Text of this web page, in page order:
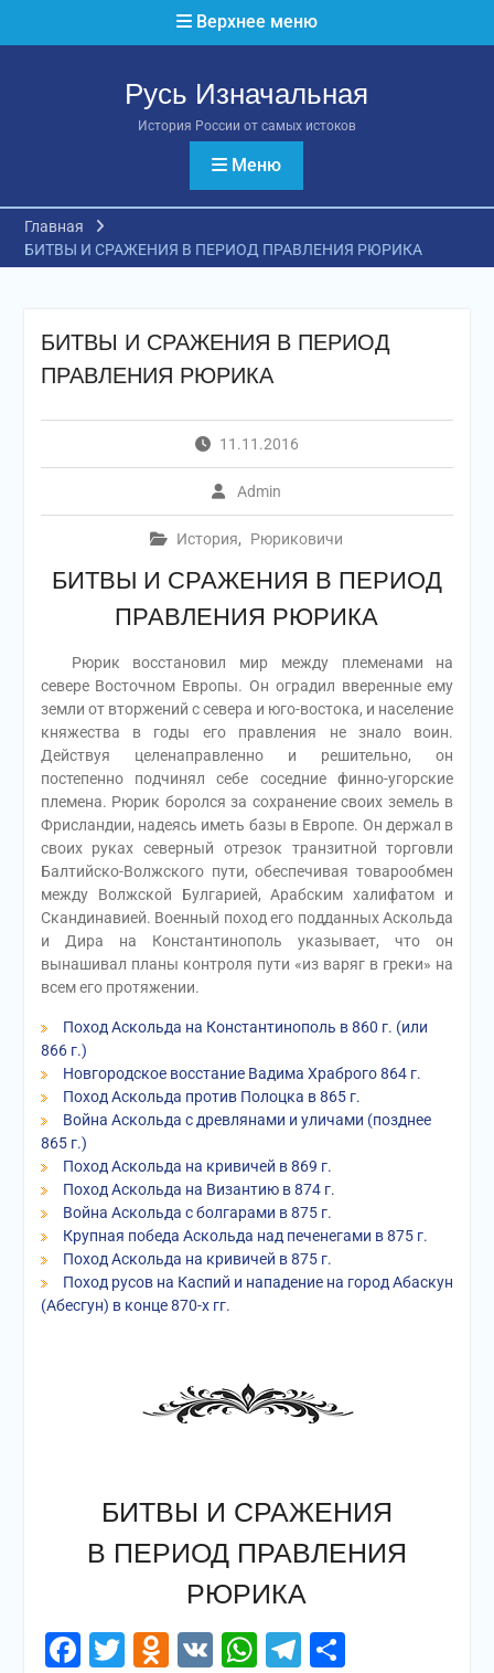
Верхнее меню
Русь Изначальная
История России от самых истоков
Меню
Главная
БИТВЫ И СРАЖЕНИЯ В ПЕРИОД ПРАВЛЕНИЯ РЮРИКА
БИТВЫ И СРАЖЕНИЯ В ПЕРИОД
ПРАВЛЕНИЯ РЮРИКА
11.11.2016
Admin
История, Рюриковичи
БИТВЫ И СРАЖЕНИЯ В ПЕРИОД
ПРАВЛЕНИЯ РЮРИКА
Рюрик восстановил мир между племенами на
севере Восточном Европы. Он оградил вверенные ему
земли от вторжений с севера и юго-востока, и население
княжества в годы его правления не знало воин.
Действуя целенаправленно и решительно, он
постепенно подчинял себе соседние финно-угорские
племена. Рюрик боролся зa сохранение своих земель в
Фрисландии, надеясь иметь базы в Европе. Он держал в
своих руках северный отрезок транзитной торговли
Балтийско-Волжского пути, обеспечивая товарообмен
между Волжской Булгарией, Арабским халифатом и
Скандинавией. Военный поход его подданных Аскольда
и Диpa на Константинополь указывает, что он
вынашивал планы контроля пути «из варяг в греки» на
всем его протяжении.
Поход Аскольда на Константинополь в 860 г. (или
866 г.)
Новгородское восстание Вадима Храброго 864 г.
Поход Аскольда против Полоцка в 865 г.
Война Аскольда с древлянами и уличами (позднее
865 г.)
Поход Аскольда на кривичей в 869 г.
Поход Аскольда на Византию в 874 г.
Война Аскольда с болгарами в 875 г.
Крупная победа Аскольда над печенегами в 875 г.
Поход Аскольда на кривичей в 875 г.
Поход русов на Каспий и нападение на город Абаскун
(Абесгун) в конце 870-х гг.
БИТВЫ И СРАЖЕНИЯ
В ПЕРИОД ПРАВЛЕНИЯ
РЮРИКА
Facebook
Twitter
Odnoklassniki
VKWhatsApp
Telegram